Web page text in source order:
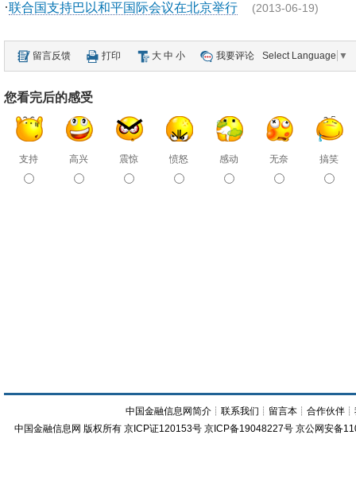
·联合国支持巴以和平国际会议在北京举行 (2013-06-19)
留言反馈 打印 大 中 小 我要评论 Select Language ▼
您看完后的感受
支持 高兴 震惊 愤怒 感动 无奈 搞笑
中国金融信息网简介 ┊联系我们 ┊ 留言本 ┊合作伙伴 ┊
中国金融信息网 版权所有 京ICP证120153号 京ICP备19048227号 京公网安备